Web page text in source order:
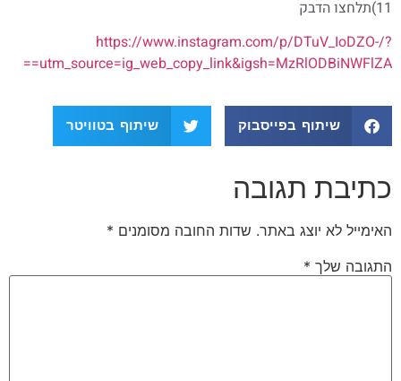
11)תלחצו הדבק
https://www.instagram.com/p/DTuV_IoDZO-/?
utm_source=ig_web_copy_link&igsh=MzRlODBiNWFlZA==
שיתוף בפייסבוק שיתוף בטוויטר
כתיבת תגובה
האימייל לא יוצג באתר. שדות החובה מסומנים *
התגובה שלך *